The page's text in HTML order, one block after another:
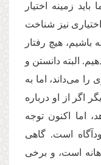
زمینه اختیار
نیز شناخت
هیچ رفتار
البته دانستن و
را می‌داند، اما به
اگر از او درباره
اما اکنون توجه
است. گاهی
است، و برخی